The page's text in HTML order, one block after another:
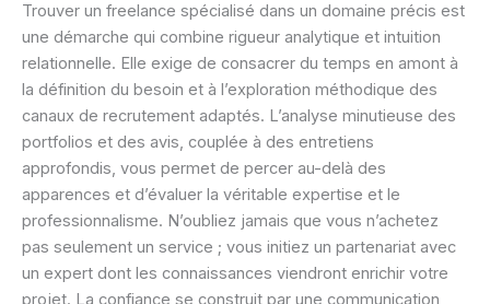
Trouver un freelance spécialisé dans un domaine précis est
une démarche qui combine rigueur analytique et intuition
relationnelle. Elle exige de consacrer du temps en amont à
la définition du besoin et à l’exploration méthodique des
canaux de recrutement adaptés. L’analyse minutieuse des
portfolios et des avis, couplée à des entretiens
approfondis, vous permet de percer au-delà des
apparences et d’évaluer la véritable expertise et le
professionnalisme. N’oubliez jamais que vous n’achetez
pas seulement un service ; vous initiez un partenariat avec
un expert dont les connaissances viendront enrichir votre
projet. La confiance se construit par une communication